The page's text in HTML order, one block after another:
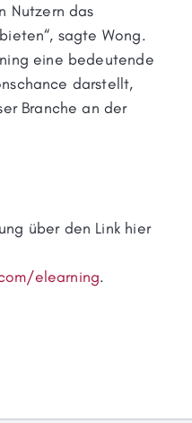
Nutzern das
sagte Wong.
eine bedeutende
darstellt,
Branche an der
über den Link hier
elearning.